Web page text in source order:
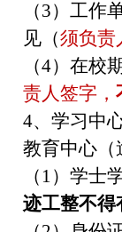
（3）工作
见（须负责
（4）在校
责人签字，
4、学习中
教育中心（
（1）学士
迹工整不得